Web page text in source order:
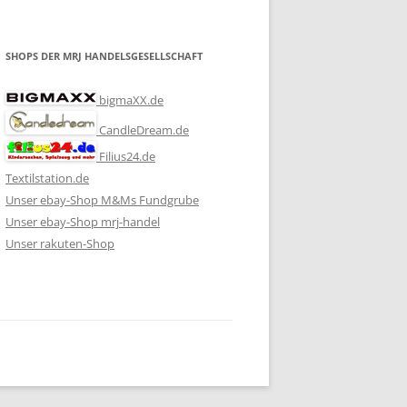
SHOPS DER MRJ HANDELSGESELLSCHAFT
bigmaXX.de
CandleDream.de
Filius24.de
Textilstation.de
Unser ebay-Shop M&Ms Fundgrube
Unser ebay-Shop mrj-handel
Unser rakuten-Shop